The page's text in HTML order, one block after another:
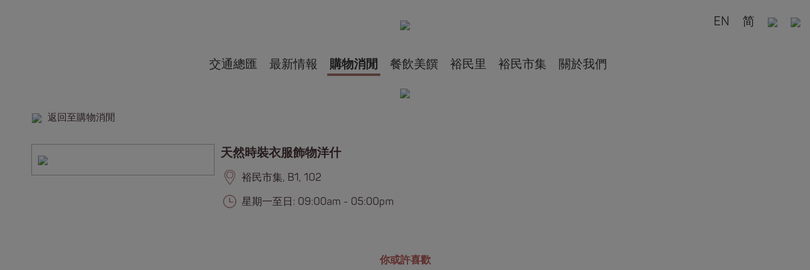
EN 简
交通總匯 最新情報 購物消閒 餐飲美饌 裕民里 裕民市集 關於我們
返回至購物消閒
天然時裝衣服飾物洋什
裕民市集, B1, 102
星期一至日: 09:00am - 05:00pm
你或許喜歡